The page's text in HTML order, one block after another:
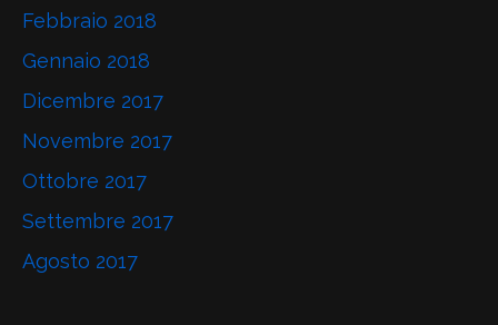
Febbraio 2018
Gennaio 2018
Dicembre 2017
Novembre 2017
Ottobre 2017
Settembre 2017
Agosto 2017